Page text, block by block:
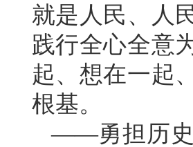
就是人民、人
践行全心全意
起、想在一起
根基。
——勇担历史